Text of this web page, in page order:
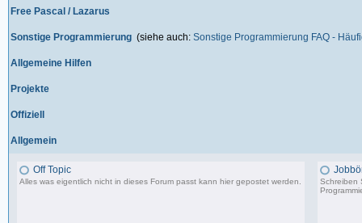
Free Pascal / Lazarus
Sonstige Programmierung (siehe auch: Sonstige Programmierung FAQ -
Allgemeine Hilfen
Projekte
Offiziell
Allgemein
Off Topic
Alles was eigentlich nicht in dieses Forum passt kann hier gepostet werden.
Schreiben